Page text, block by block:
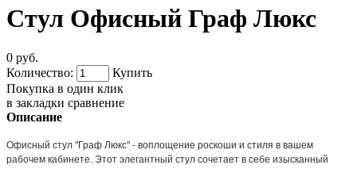
Стул Офисный Граф Люкс
0 руб.
Количество:
Купить
Покупка в один клик
в закладки сравнение
Описание
Офисный стул "Граф Люкс" - воплощение роскоши и стиля в вашем
рабочем кабинете. Этот элегантный стул сочетает в себе изысканный